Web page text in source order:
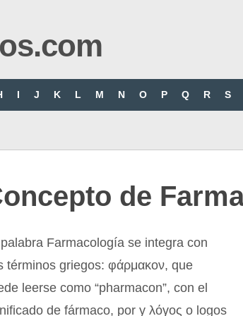
I J K L M N O P Q R S
de
Farmacología se integra con
términos griegos: φάρμακον, que
leerse como “pharmacon”, con el
de fármaco, por y λόγος o logos